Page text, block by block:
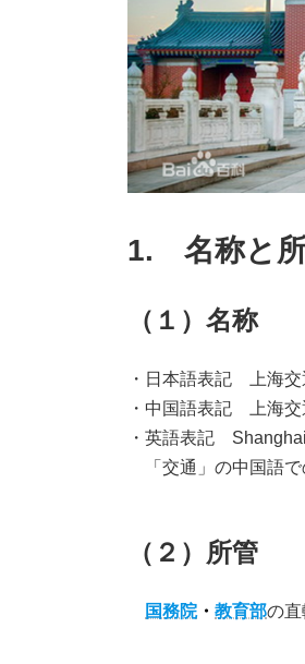
1. 名称と
（１）名称
・日本語表記 上海
・中国語表記 上海
・英語表記
「交通」の中国語で
（２）所管
国務院・ 教育部の直